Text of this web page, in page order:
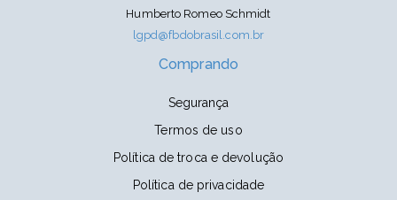
Humberto Romeo Schmidt
lgpd@fbdobrasil.com.br
Comprando
Segurança
Termos de uso
Política de troca e devolução
Política de privacidade